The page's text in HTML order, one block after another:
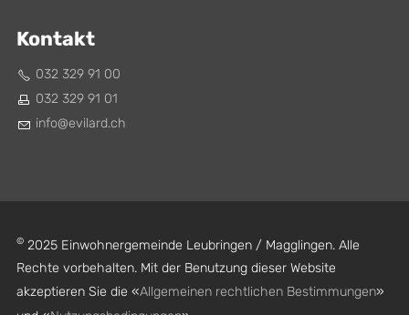
Kontakt
032 329 91 00
032 329 91 01
nf
v l rd ch
© 2025 Einwohnergemeinde Leubringen / Magglingen. Alle
Rechte vorbehalten. Mit der Benutzung dieser Website
akzeptieren Sie die «Allgemeinen rechtlichen Bestimmungen»